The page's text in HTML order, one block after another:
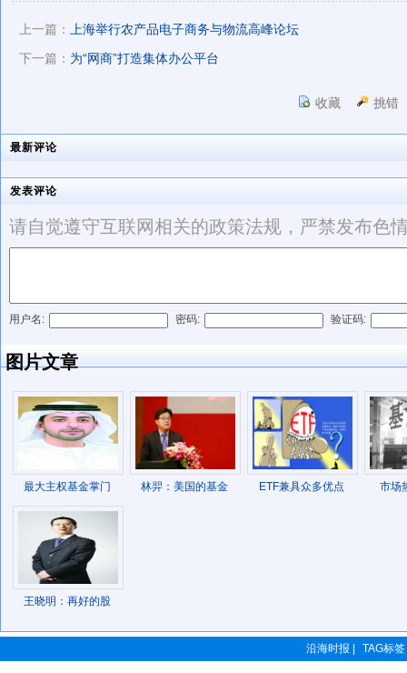
上一篇：
上海举行农产品电子商务与物流高峰论坛
下一篇： 为“网商”打造集体办公平台
收藏 挑错
最新评论
发表评论
请自觉遵守互联网相关的政策法规，严禁发布色
用户名: 密码: 验证码:
发表评论
图片文章
最大主权基金掌门 林羿：美国的基金 ETF兼具众多优点 市场
王晓明：再好的股
沿海时报 | TAG标签